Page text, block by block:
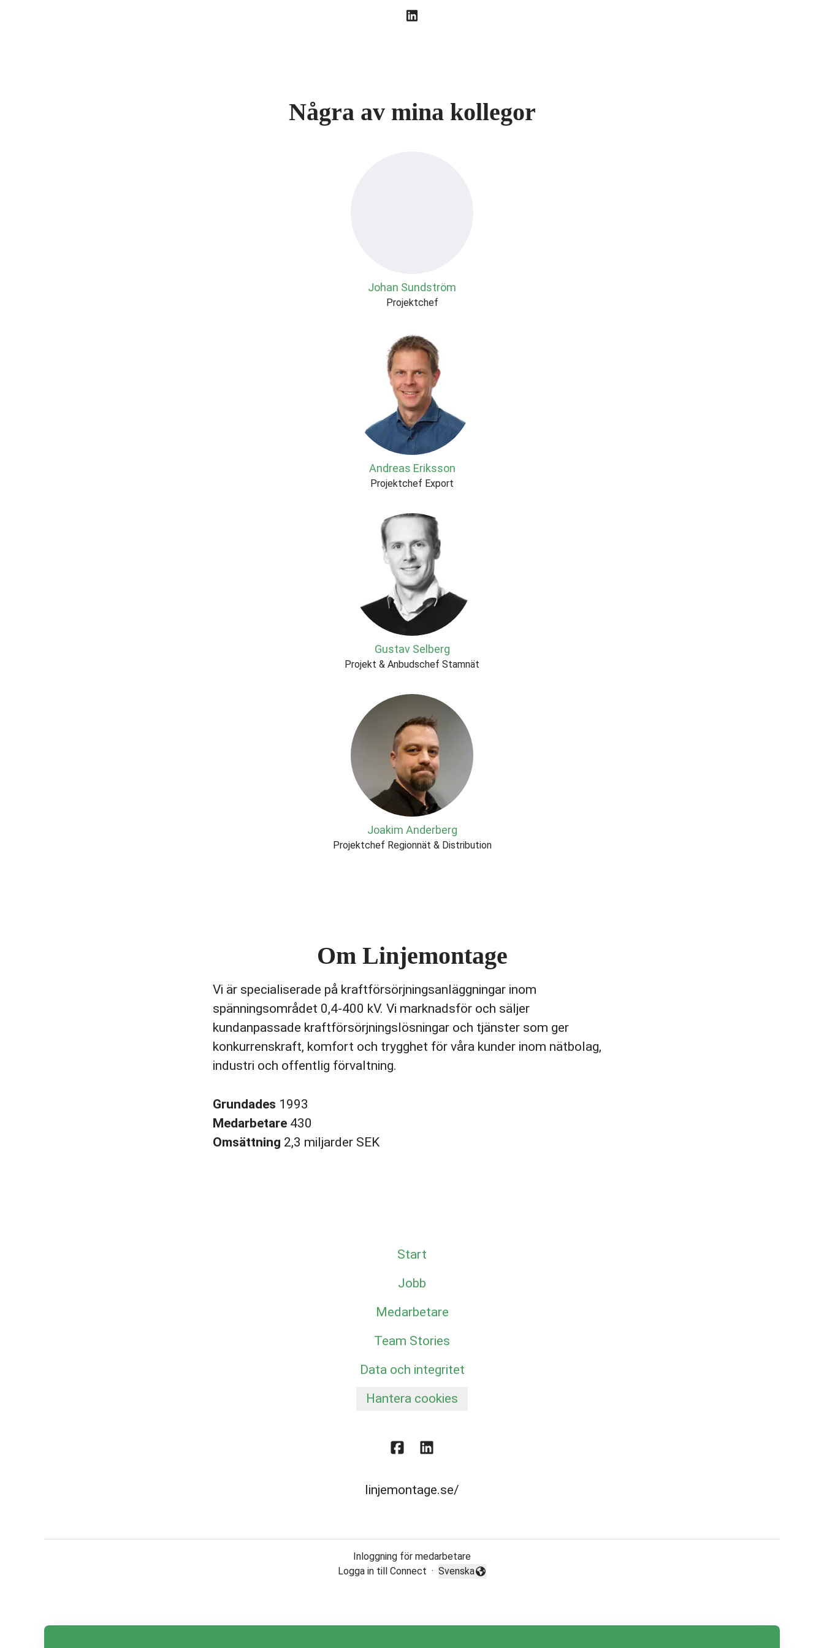
Några av mina kollegor
Johan Sundström
Projektchef
Andreas Eriksson
Projektchef Export
Gustav Selberg
Projekt & Anbudschef Stamnät
Joakim Anderberg
Projektchef Regionnät & Distribution
Om Linjemontage
Vi är specialiserade på kraftförsörjningsanläggningar inom
spänningsområdet 0,4-400 kV. Vi marknadsför och säljer
kundanpassade kraftförsörjningslösningar och tjänster som ger
konkurrenskraft, komfort och trygghet för våra kunder inom nätbolag,
industri och offentlig förvaltning.
Grundades 1993
Medarbetare 430
Omsättning 2,3 miljarder SEK
Start
Jobb
Medarbetare
Team Stories
Data och integritet
Hantera cookies
linjemontage.se/
Inloggning för medarbetare
Logga in till Connect ·
Byt språk
Svenska